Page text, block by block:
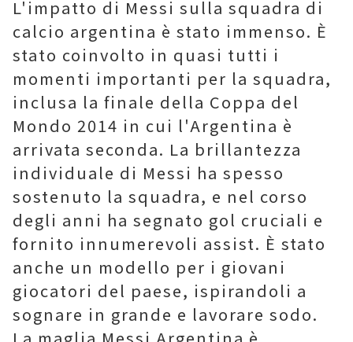
L'impatto di Messi sulla squadra di
calcio argentina è stato immenso. È
stato coinvolto in quasi tutti i
momenti importanti per la squadra,
inclusa la finale della Coppa del
Mondo 2014 in cui l'Argentina è
arrivata seconda. La brillantezza
individuale di Messi ha spesso
sostenuto la squadra, e nel corso
degli anni ha segnato gol cruciali e
fornito innumerevoli assist. È stato
anche un modello per i giovani
giocatori del paese, ispirandoli a
sognare in grande e lavorare sodo.